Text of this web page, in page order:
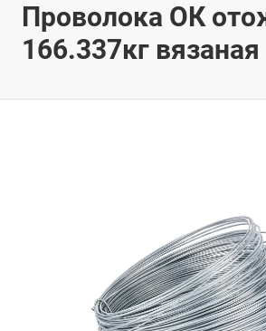
Проволока ОК
166.337кг вязаная